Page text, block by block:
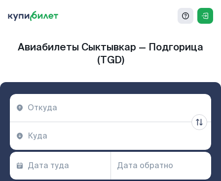
Авиабилеты Сыктывкар — Подгорица
(TGD)